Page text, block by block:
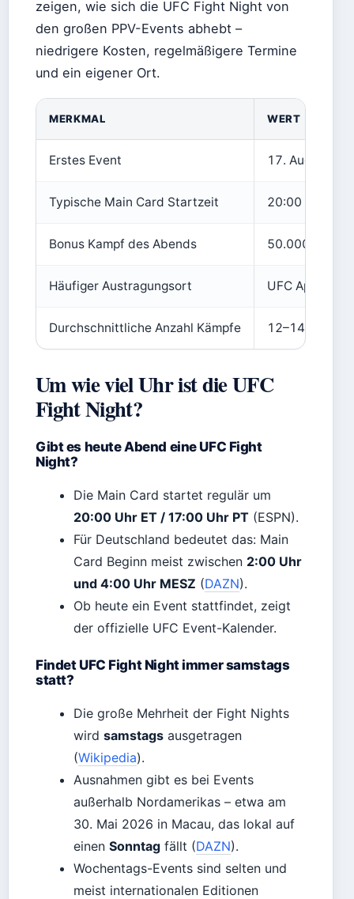
zeigen, wie sich die UFC Fight Night von
den großen PPV-Events abhebt –
niedrigere Kosten, regelmäßigere Termine
und ein eigener Ort.
MERKMAL WERT
Erstes Event 17. August
Typische Main Card Startzeit 20:00 Uhr ET
Bonus Kampf des Abends 50.000 USD
Häufiger Austragungsort UFC Apex, Las
Durchschnittliche Anzahl Kämpfe 12–14
Um wie viel Uhr ist die UFC
Fight Night?
Gibt es heute Abend eine UFC Fight
Night?
Die Main Card startet regulär um
20:00 Uhr ET / 17:00 Uhr PT (ESPN).
Für Deutschland bedeutet das: Main
Card Beginn meist zwischen 2:00 Uhr
und 4:00 Uhr MESZ (DAZN).
Ob heute ein Event stattfindet, zeigt
der offizielle UFC Event-Kalender.
Findet UFC Fight Night immer samstags
statt?
Die große Mehrheit der Fight Nights
wird samstags ausgetragen
(Wikipedia).
Ausnahmen gibt es bei Events
außerhalb Nordamerikas – etwa am
30. Mai 2026 in Macau, das lokal auf
einen Sonntag fällt (DAZN).
Wochentags-Events sind selten und
meist internationalen Editionen